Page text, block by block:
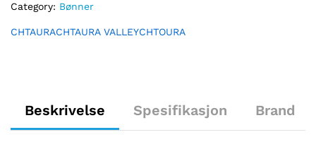
Category: Bønner
CHTAURACHTAURA VALLEYCHTOURA
Beskrivelse Spesifikasjon Brand